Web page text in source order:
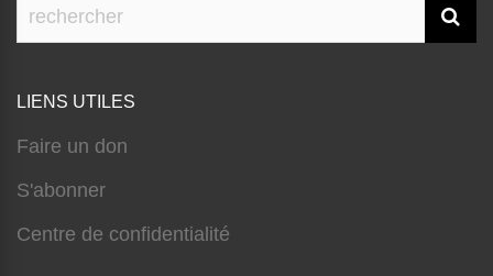
LIENS UTILES
Faire un don
S'abonner
Centre de confidentialité